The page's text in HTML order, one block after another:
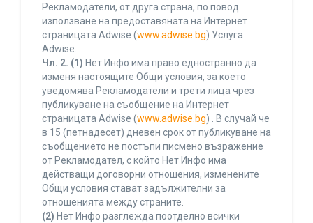
Рекламодатели, от друга страна, по повод
използване на предоставяната на Интернет
страницата Adwise (www.adwise.bg) Услуга
Adwise.
Чл. 2. (1) Нет Инфо има право едностранно да
изменя настоящите Общи условия, за което
уведомява Рекламодатели и трети лица чрез
публикуване на съобщение на Интернет
страницата Adwise (www.adwise.bg) . В случай че
в 15 (петнадесет) дневен срок от публикуване на
съобщението не постъпи писмено възражение
от Рекламодател, с който Нет Инфо има
действащи договорни отношения, изменените
Общи условия стават задължителни за
отношенията между страните.
(2) Нет Инфо разглежда поотделно всички